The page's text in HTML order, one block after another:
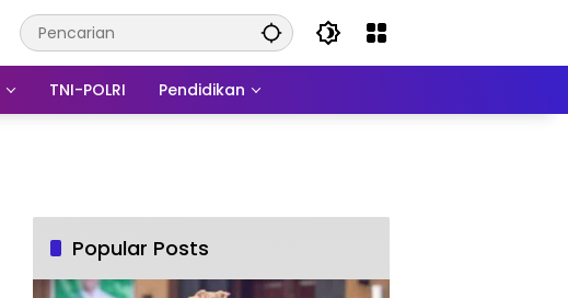
TNI-POLRI Pendidikan
Popular Posts